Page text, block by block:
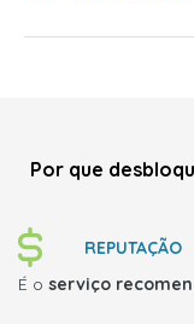
Por que
REPUTAÇÃO
É o serviço